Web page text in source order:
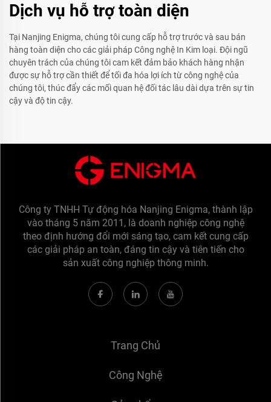
Dịch vụ hỗ trợ toàn diện
Tại Nanjing Enigma, chúng tôi cung cấp hỗ trợ trước và sau bán
hàng toàn diện cho các giải pháp Công nghệ In Kim loại. Đội ngũ
chuyên trách của chúng tôi cam kết đảm bảo khách hàng nhận
được sự hỗ trợ cần thiết để tối đa hóa lợi ích từ công nghệ của
chúng tôi, thúc đẩy các mối quan hệ đối tác lâu dài dựa trên sự tin
cậy và độ tin cậy.
Công ty TNHH Tự động hóa Nanjing Enigma, thành lập
vào tháng 5 năm 2011, là doanh nghiệp công nghệ
theo định hướng đổi mới sáng tạo, cam kết cung cấp
các giải pháp an toàn, đáng tin cậy và tiên tiến cho
sản xuất công nghiệp thông minh.
Trang Chủ
Công Nghệ